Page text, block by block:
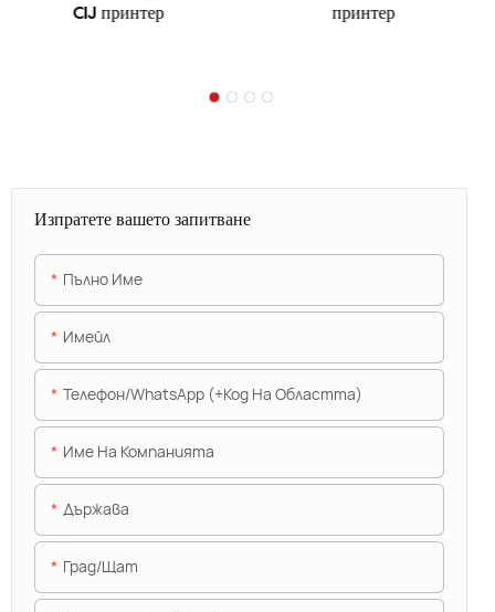
CIJ принтер
принтер
Изпратете вашето запитване
Пълно Име
Имейл
Телефон/WhatsApp (+Код На Областта)
Име На Компанията
Държава
Град/щат